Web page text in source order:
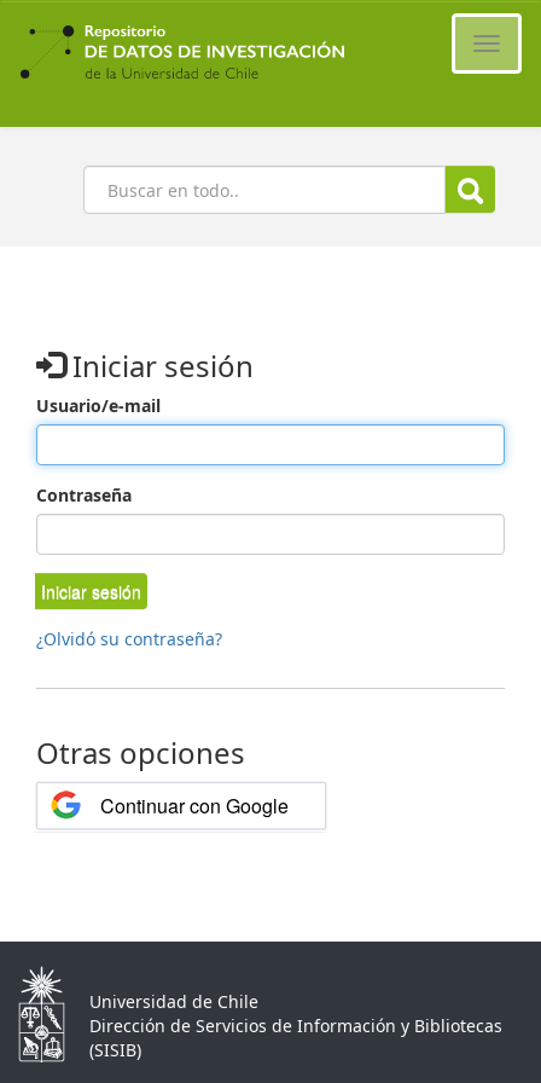
Ir
contenido
principal
Buscar
Iniciar sesión
Usuario/e-mail
Contraseña
Iniciar sesión
¿Olvidó su contraseña?
Otras opciones
Continuar con Google
Universidad de Chile
Dirección de Servicios de Información y Bibliotecas
(SISIB)